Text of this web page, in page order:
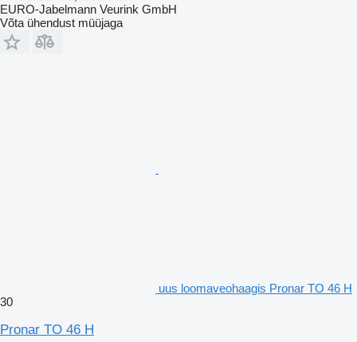
EURO-Jabelmann Veurink GmbH
Võta ühendust müüjaga
uus loomaveohaagis Pronar TO 46 H
30
Pronar TO 46 H